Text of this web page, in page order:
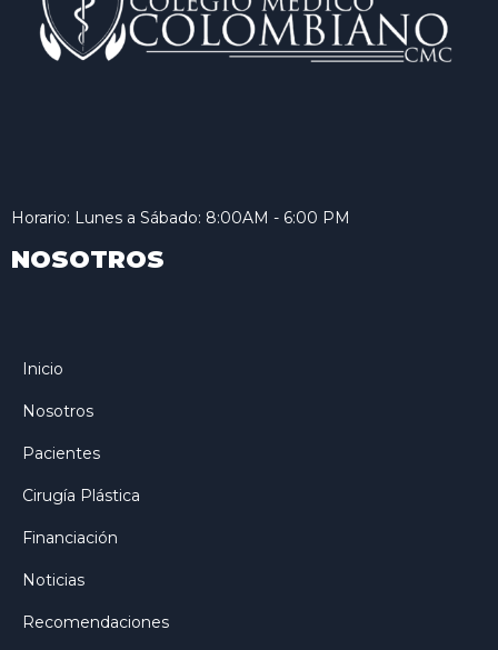
Horario: Lunes a Sábado: 8:00AM - 6:00 PM
NOSOTROS
Inicio
Nosotros
Pacientes
Cirugía Plástica
Financiación
Noticias
Recomendaciones